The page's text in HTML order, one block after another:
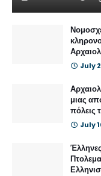
July
μιας
πόλεις
July